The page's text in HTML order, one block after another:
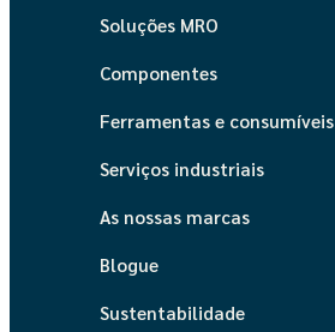
Soluções MRO
Componentes
Ferramentas e consumíveis
Serviços industriais
As nossas marcas
Blogue
Sustentabilidade